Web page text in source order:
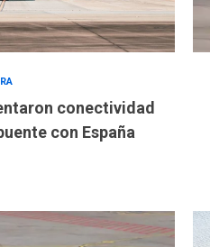
conectividad
con España